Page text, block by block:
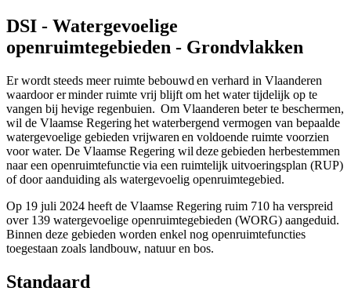
DSI - Watergevoelige
openruimtegebieden - Grondvlakken
Er wordt steeds meer ruimte bebouwd en verhard in Vlaanderen
waardoor er minder ruimte vrij blijft om het water tijdelijk op te
vangen bij hevige regenbuien. Om Vlaanderen beter te beschermen,
wil de Vlaamse Regering het waterbergend vermogen van bepaalde
watergevoelige gebieden vrijwaren en voldoende ruimte voorzien
voor water. De Vlaamse Regering wil deze gebieden herbestemmen
naar een openruimtefunctie via een ruimtelijk uitvoeringsplan (RUP)
of door aanduiding als watergevoelig openruimtegebied.
Op 19 juli 2024 heeft de Vlaamse Regering ruim 710 ha verspreid
over 139 watergevoelige openruimtegebieden (WORG) aangeduid.
Binnen deze gebieden worden enkel nog openruimtefuncties
toegestaan zoals landbouw, natuur en bos.
Standaard